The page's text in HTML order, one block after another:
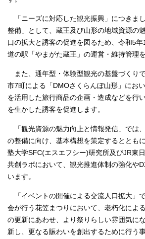
「ニーズに対応した観光振興」につきま
整備」として、蔵王及び山形の地域資源の
口の拡大と誘客の促進を図るため、令和5
道の駅「やまがた蔵王」の運営・維持管理を
また、通年型・体験型観光の基盤づくり
市7町による「DMOさくらんぼ山形」にお
を活用した旅行商品の企画・造成などを行
を生かした誘客を促進します。
「観光資源の魅力向上と情報発信」では
の整備に向け、基本構想を策定するととも
塾大学SFC(エスエフシー)研究所及びJR東
共創ラボにおいて、観光推進体制の強化や
います。
「イベントの開催による交流人口拡大」
会が行う花笠まつりにおいて、老朽化によ
の更新にあわせ、より祭りらしい雰囲気に
新し、更なる賑わいを創出するために行う